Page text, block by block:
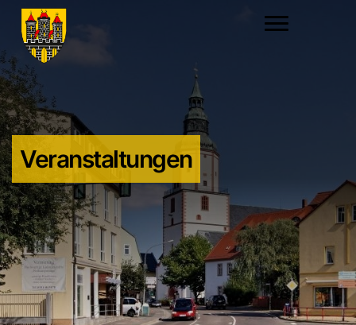
Veranstaltungen